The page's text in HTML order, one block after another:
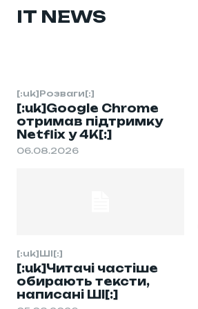
IT NEWS
[:uk]Розваги[:]
[:uk]Google Chrome
отримав підтримку
Netflix у 4K[:]
06.08.2026
[:uk]ШІ[:]
[:uk]Читачі частіше
обирають тексти,
написані ШІ[:]